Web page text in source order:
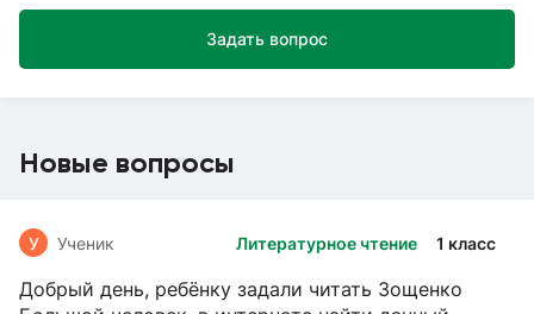
Задать вопрос
Новые вопросы
Литературное чтение 1 класс
У Ученик
Добрый день, ребёнку задали читать Зощенко